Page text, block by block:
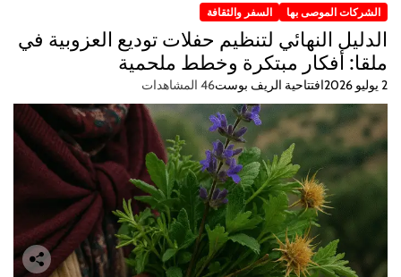
الشركات الموصى بها السفر والثقافة
الدليل النهائي لتنظيم حفلات توديع العزوبية في
ملقا: أفكار مبتكرة وخطط ملحمية
2 يوليو 2026 افتتاحية الريف بوست46 المشاهدات